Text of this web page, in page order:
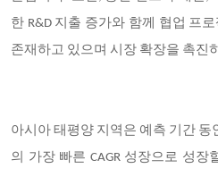
한 R&D 지출 증가와 함께 협업 프
존재하고 있으며 시장 확장을 촉진
아시아 태평양 지역은 예측 기간
의 가장 빠른 CAGR 성장으로 성